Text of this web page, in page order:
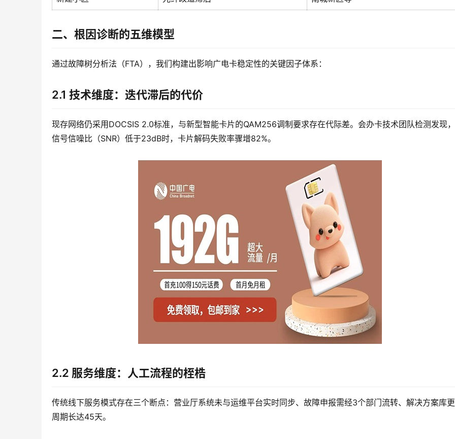
二、根因诊断的五维模型
通过故障树分析法（FTA），我们构建出影响广电卡稳定性的关键因子体系：
2.1 技术维度：迭代滞后的代价
现存网络仍采用DOCSIS 2.0标准，与新型智能卡片的QAM256调制要求存在代际差。会办卡技术团队检测发现
信号信噪比（SNR）低于23dB时，卡片解码失败率骤增82%。
2.2 服务维度：人工流程的桎梏
传统线下服务模式存在三个断点：营业厅系统未与运维平台实时同步、故障申报需经3个部门流转、解决方案库
周期长达45天。